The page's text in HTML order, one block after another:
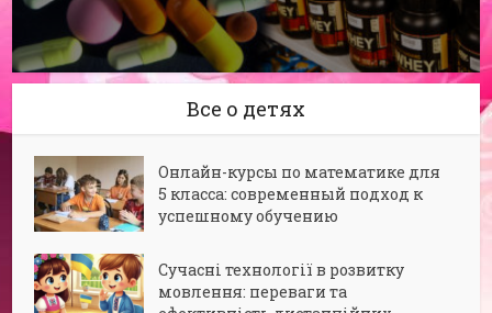
Все о детях
Онлайн-курсы по математике для
5 класса: современный подход к
успешному обучению
Сучасні технології в розвитку
мовлення: переваги та